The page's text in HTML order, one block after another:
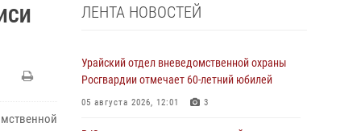
ЛЕНТА НОВОСТЕЙ
Урайский отдел вневедомственной охраны
Росгвардии отмечает 60-летний юбилей
05 августа 2026, 12:01 3